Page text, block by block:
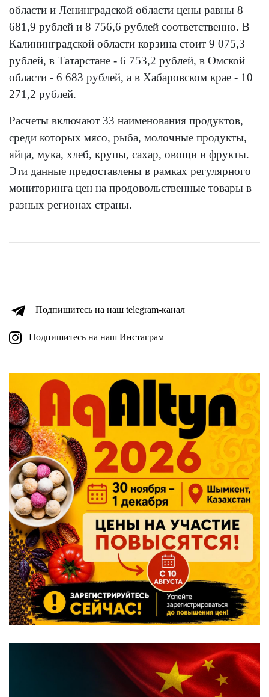
области и Ленинградской области цены равны 8
681,9 рублей и 8 756,6 рублей соответственно. В
Калининградской области корзина стоит 9 075,3
рублей, в Татарстане - 6 753,2 рублей, в Омской
области - 6 683 рублей, а в Хабаровском крае - 10
271,2 рублей.
Расчеты включают 33 наименования продуктов,
среди которых мясо, рыба, молочные продукты,
яйца, мука, хлеб, крупы, сахар, овощи и фрукты.
Эти данные предоставлены в рамках регулярного
мониторинга цен на продовольственные товары в
разных регионах страны.
Подпишитесь на наш telegram-канал
Подпишитесь на наш Инстаграм